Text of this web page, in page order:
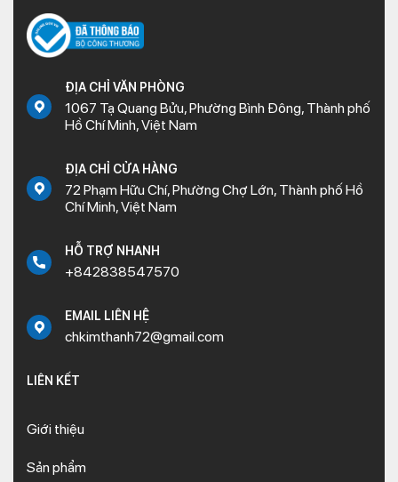
ĐỊA CHỈ VĂN PHÒNG
1067 Tạ Quang Bửu, Phường Bình Đông, Thành phố
Hồ Chí Minh, Việt Nam
ĐỊA CHỈ CỬA HÀNG
72 Phạm Hữu Chí, Phường Chợ Lớn, Thành phố Hồ
Chí Minh, Việt Nam
HỖ TRỢ NHANH
+842838547570
EMAIL LIÊN HỆ
chkimthanh72@gmail.com
LIÊN KẾT
Giới thiệu
Sản phẩm